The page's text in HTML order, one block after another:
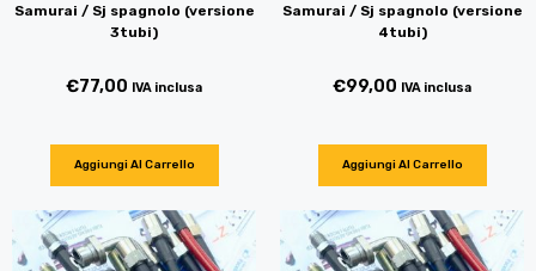
Samurai / Sj spagnolo (versione
3tubi)
€77,00 IVA inclusa
Aggiungi Al Carrello
Samurai / Sj spagnolo (versione
4tubi)
€99,00 IVA inclusa
Aggiungi Al Carrello